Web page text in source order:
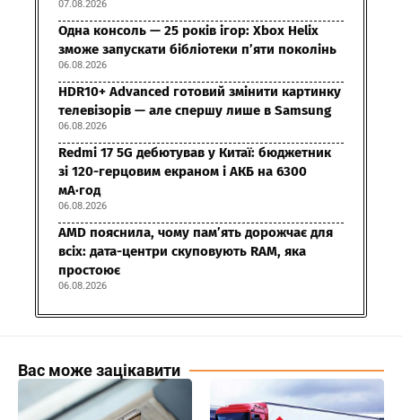
07.08.2026
Одна консоль — 25 років ігор: Xbox Helix
зможе запускати бібліотеки п’яти поколінь
06.08.2026
HDR10+ Advanced готовий змінити картинку
телевізорів — але спершу лише в Samsung
06.08.2026
Redmi 17 5G дебютував у Китаї: бюджетник
зі 120-герцовим екраном і АКБ на 6300
мА·год
06.08.2026
AMD пояснила, чому пам’ять дорожчає для
всіх: дата-центри скуповують RAM, яка
простоює
06.08.2026
Вас може зацікавити